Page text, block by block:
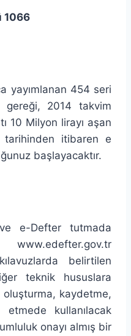
1066
yayımlanan 454 seri
2014 takvim
10 Milyon lirayı aşan
tarihinden itibaren e
başlayacaktır.
e-Defter tutmada
www.edefter.gov.tr
belirtilen
teknik hususlara
oluşturma, kaydetme,
kullanılacak
onayı almış bir